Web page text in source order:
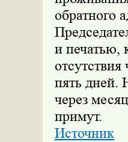
обратного
и печатью,
пять дней.
через
примут.
Источник